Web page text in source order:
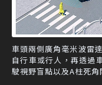
車頭兩側廣角毫米波雷
自行車或行人，再透過
駛視野盲點以及A柱死